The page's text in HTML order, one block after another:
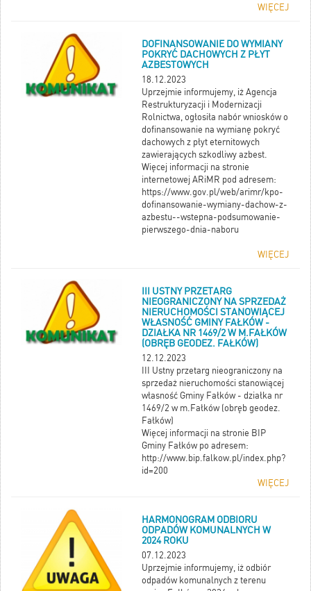
WIĘCEJ
DOFINANSOWANIE DO WYMIANY
POKRYĆ DACHOWYCH Z PŁYT
AZBESTOWYCH
18.12.2023
Uprzejmie informujemy, iż Agencja
Restrukturyzacji i Modernizacji
Rolnictwa, ogłosiła nabór wniosków o
dofinansowanie na wymianę pokryć
dachowych z płyt eternitowych
zawierających szkodliwy azbest.
Więcej informacji na stronie
internetowej ARiMR pod adresem:
https://www.gov.pl/web/arimr/kpo-
dofinansowanie-wymiany-dachow-z-
azbestu--wstepna-podsumowanie-
pierwszego-dnia-naboru
WIĘCEJ
III USTNY PRZETARG
NIEOGRANICZONY NA SPRZEDAŻ
NIERUCHOMOŚCI STANOWIĄCEJ
WŁASNOŚĆ GMINY FAŁKÓW -
DZIAŁKA NR 1469/2 W M.FAŁKÓW
(OBRĘB GEODEZ. FAŁKÓW)
12.12.2023
III Ustny przetarg nieograniczony na
sprzedaż nieruchomości stanowiącej
własność Gminy Fałków - działka nr
1469/2 w m.Fałków (obręb geodez.
Fałków)
Więcej informacji na stronie BIP
Gminy Fałków po adresem:
http://www.bip.falkow.pl/index.php?
id=200
WIĘCEJ
HARMONOGRAM ODBIORU
ODPADÓW KOMUNALNYCH W
2024 ROKU
07.12.2023
Uprzejmie informujemy, iż odbiór
odpadów komunalnych z terenu